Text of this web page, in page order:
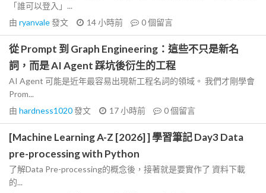
「誰可以登入」...
由 ryanvale發文 14 小時前 0個留言
從 Prompt 到 Graph Engineering：這些不只是新名
詞，而是 AI Agent 踩坑後衍生的工程
AI Agent 可能是近年最容易出現新工程名詞的領域。 我們才剛學會
Prom...
由 hardness1020發文 17 小時前 0個留言
[Machine Learning A-Z [2026] ] 學習筆記 Day3 Data
pre-processing with Python
了解Data Pre-processing的概念後，接著就是要實作了 資料下載
的...